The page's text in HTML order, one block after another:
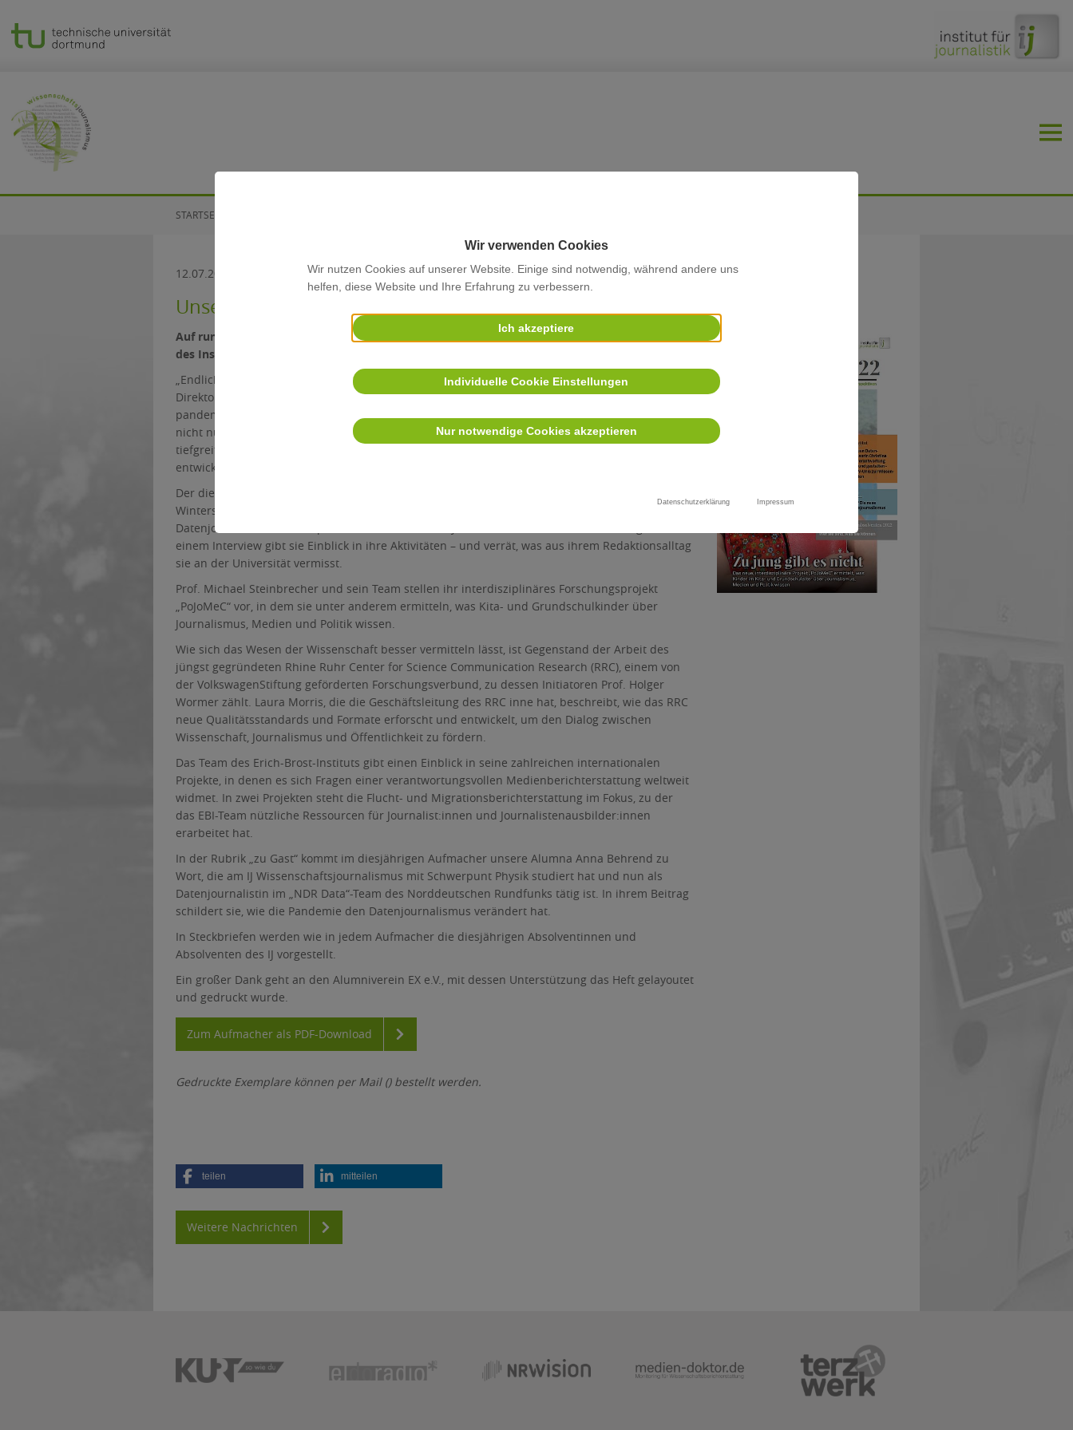
Wir verwenden Cookies
Wir nutzen Cookies auf unserer Website. Einige sind notwendig, während andere uns
helfen, diese Website und Ihre Erfahrung zu verbessern.
Ich akzeptiere
Individuelle Cookie Einstellungen
Nur notwendige Cookies akzeptieren
Datenschutzerklärung Impressum
STARTSEITE
12.07.2022
Unser Aufmacher 2022 mit Neuigkeiten aus dem IJ ist erschienen
Auf rund 50 Seiten stellen wir alle aktuellen Absolventinnen und Absolventen sowie Projekte
des Instituts für Journalistik und des Erich-Brost-Instituts (EBI) vor.
„Endlich, wir sind zurück, live und in Farbe“, schreibt Prof. Henrik Müller, Geschäftsführender
Direktor des Instituts für Journalistik, in seinem Aufmacher-Vorwort. Nach der
pandemiebedingten Zwangsabsenz sei am Institut eine Menge in Bewegung: In einer Zeit, in der
nicht nur die Medienbranche selbst, sondern die demokratische Öffentlichkeit insgesamt
tiefgreifenden Strukturverschiebungen unterliegen, wollen wir diesen Wandel mitgestalten. Wir
entwickeln uns weiter, verbreitern und vertiefen unsere Aktivitäten.“
Der diesjährige „Aufmacher“ vermittelt einen Eindruck davon: So bereichert seit dem
Wintersemester 2021/22 Christina Elmer als Professorin für Digitalen Journalismus und
Datenjournalismus das Repertoire des Instituts für Journalistik in Lehre und Forschung. In
einem Interview gibt sie Einblick in ihre Aktivitäten – und verrät, was aus ihrem Redaktionsalltag
sie an der Universität vermisst.
Prof. Michael Steinbrecher und sein Team stellen ihr interdisziplinäres Forschungsprojekt
„PoJoMeC“ vor, in dem sie unter anderem ermitteln, was Kita- und Grundschulkinder über
Journalismus, Medien und Politik wissen.
Wie sich das Wesen der Wissenschaft besser vermitteln lässt, ist Gegenstand der Arbeit des
jüngst gegründeten Rhine Ruhr Center for Science Communication Research (RRC), einem von
der VolkswagenStiftung geförderten Forschungsverbund, zu dessen Initiatoren Prof. Holger
Wormer zählt. Laura Morris, die die Geschäftsleitung des RRC inne hat, beschreibt, wie das RRC
neue Qualitätsstandards und Formate erforscht und entwickelt, um den Dialog zwischen
Wissenschaft, Journalismus und Öffentlichkeit zu fördern.
Das Team des Erich-Brost-Instituts gibt einen Einblick in seine zahlreichen internationalen
Projekte, in denen es sich Fragen einer verantwortungsvollen Medienberichterstattung weltweit
widmet. In zwei Projekten steht die Flucht- und Migrationsberichterstattung im Fokus, zu der
das EBI-Team nützliche Ressourcen für Journalist:innen und Journalistenausbilder:innen
erarbeitet hat.
In der Rubrik „zu Gast“ kommt im diesjährigen Aufmacher unsere Alumna Anna Behrend zu
Wort, die am IJ Wissenschaftsjournalismus mit Schwerpunt Physik studiert hat und nun als
Datenjournalistin im „NDR Data“-Team des Norddeutschen Rundfunks tätig ist. In ihrem Beitrag
schildert sie, wie die Pandemie den Datenjournalismus verändert hat.
In Steckbriefen werden wie in jedem Aufmacher die diesjährigen Absolventinnen und
Absolventen des IJ vorgestellt.
Ein großer Dank geht an den Alumniverein EX e.V., mit dessen Unterstützung das Heft gelayoutet
und gedruckt wurde.
Zum Aufmacher als PDF-Download
Gedruckte Exemplare können per Mail () bestellt werden.
teilen mitteilen
Weitere Nachrichten